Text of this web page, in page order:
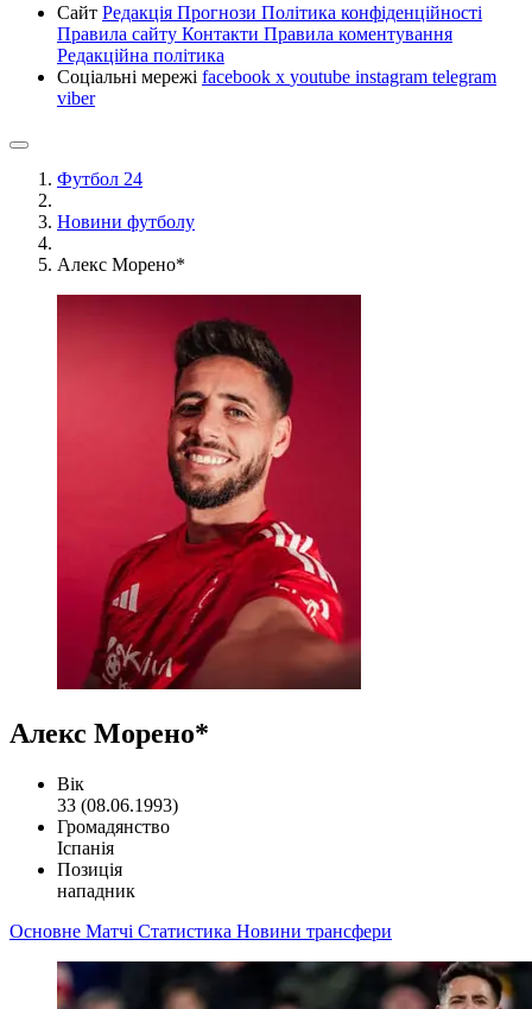
Сайт Редакція Прогнози Політика конфіденційності
Правила сайту Контакти Правила коментування
Редакційна політика
Соціальні мережі facebook x youtube instagram telegram
viber
Футбол 24
Новини футболу
Алекс Морено*
Алекс Морено*
Вік
33 (08.06.1993)
Громадянство
Іспанія
Позиція
нападник
Основне Матчі Статистика Новини трансфери